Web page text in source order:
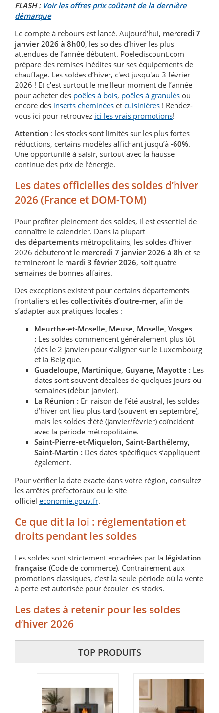
FLASH : Voir les offres prix coûtant de la dernière
démarque
Le compte à rebours est lancé. Aujourd'hui, mercredi 7
janvier 2026 à 8h00, les soldes d’hiver les plus
attendues de l’année débutent. Poelediscount.com
prépare des remises inédites sur ses équipements de
chauffage. Les soldes d’hiver, c'est jusqu'au 3 février
2026 ! Et c'est surtout le meilleur moment de l’année
pour acheter des poêles à bois, poêles à granulés ou
encore des inserts cheminées et cuisinières ! Rendez-
vous ici pour retrouvez ici les vrais promotions!
Attention : les stocks sont limités sur les plus fortes
réductions, certains modèles affichant jusqu’à -60%.
Une opportunité à saisir, surtout avec la hausse
continue des prix de l’énergie.
Les dates officielles des soldes d’hiver
2026 (France et DOM-TOM)
Pour profiter pleinement des soldes, il est essentiel de
connaître le calendrier. Dans la plupart
des départements métropolitains, les soldes d’hiver
2026 débuteront le mercredi 7 janvier 2026 à 8h et se
termineront le mardi 3 février 2026, soit quatre
semaines de bonnes affaires.
Des exceptions existent pour certains départements
frontaliers et les collectivités d’outre-mer, afin de
s’adapter aux pratiques locales :
Meurthe-et-Moselle, Meuse, Moselle, Vosges
: Les soldes commencent généralement plus tôt
(dès le 2 janvier) pour s’aligner sur le Luxembourg
et la Belgique.
Guadeloupe, Martinique, Guyane, Mayotte : Les
dates sont souvent décalées de quelques jours ou
semaines (début janvier).
La Réunion : En raison de l’été austral, les soldes
d’hiver ont lieu plus tard (souvent en septembre),
mais les soldes d’été (janvier/février) coïncident
avec la période métropolitaine.
Saint-Pierre-et-Miquelon, Saint-Barthélemy,
Saint-Martin : Des dates spécifiques s’appliquent
également.
Pour vérifier la date exacte dans votre région, consultez
les arrêtés préfectoraux ou le site
officiel economie.gouv.fr.
Ce que dit la loi : réglementation et
droits pendant les soldes
Les soldes sont strictement encadrées par la législation
française (Code de commerce). Contrairement aux
promotions classiques, c’est la seule période où la vente
à perte est autorisée pour écouler les stocks.
Les dates à retenir pour les soldes
d’hiver 2026
TOP PRODUITS